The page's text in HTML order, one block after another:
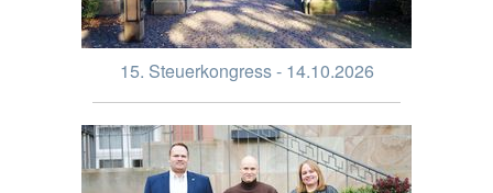
15. Steuerkongress - 14.10.2026